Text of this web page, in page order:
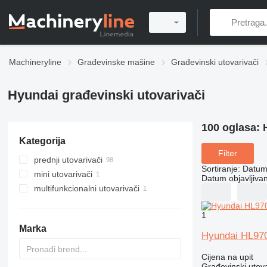
Machineryline Građevinske mašine Građevinski utovarivači
Hyundai građevinski utovarivači
Kategorija
prednji utovarivači
mini utovarivači
multifunkcionalni utovarivači
Marka
100 oglasa:
Filter
Sortiranje:
Datum
1
Hyundai
Cijena na upit